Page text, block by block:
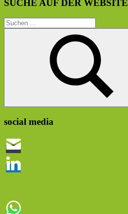
SUCHE AUF DER WEBSITE
Suchen
nach:
Suchen
social media